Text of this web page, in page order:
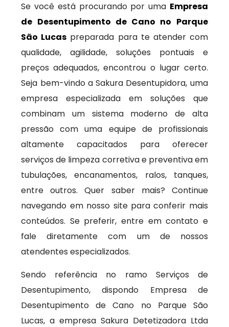
Se você está procurando por uma Empresa
de Desentupimento de Cano no Parque
São Lucas preparada para te atender com
qualidade, agilidade, soluções pontuais e
preços adequados, encontrou o lugar certo.
Seja bem-vindo a Sakura Desentupidora, uma
empresa especializada em soluções que
combinam um sistema moderno de alta
pressão com uma equipe de profissionais
altamente capacitados para oferecer
serviços de limpeza corretiva e preventiva em
tubulações, encanamentos, ralos, tanques,
entre outros. Quer saber mais? Continue
navegando em nosso site para conferir mais
conteúdos. Se preferir, entre em contato e
fale diretamente com um de nossos
atendentes especializados.
Sendo referência no ramo Serviços de
Desentupimento, dispondo Empresa de
Desentupimento de Cano no Parque São
Lucas, a empresa Sakura Detetizadora Ltda